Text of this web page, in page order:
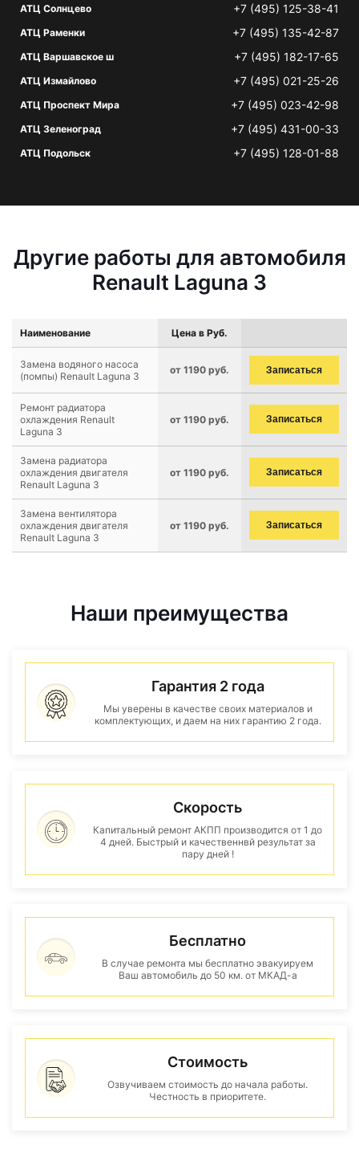
АТЦ Солнцево +7 (495) 125-38-41
АТЦ Раменки +7 (495) 135-42-87
АТЦ Варшавское ш +7 (495) 182-17-65
АТЦ Измайлово +7 (495) 021-25-26
АТЦ Проспект Мира +7 (495) 023-42-98
АТЦ Зеленоград +7 (495) 431-00-33
АТЦ Подольск +7 (495) 128-01-88
Другие работы для автомобиля
Renault Laguna 3
Наименование Цена в Руб.
Замена водяного насоса
(помпы) Renault Laguna 3
от 1190 руб. Записаться
Ремонт радиатора
охлаждения Renault
Laguna 3
от 1190 руб. Записаться
Замена радиатора
охлаждения двигателя
Renault Laguna 3
от 1190 руб. Записаться
Замена вентилятора
охлаждения двигателя
Renault Laguna 3
от 1190 руб. Записаться
Наши преимущества
Гарантия 2 года
Мы уверены в качестве своих материалов и
комплектующих, и даем на них гарантию 2 года.
Скорость
Капитальный ремонт АКПП производится от 1 до
4 дней. Быстрый и качественнвй результат за
пару дней !
Бесплатно
В случае ремонта мы бесплатно эвакуируем
Ваш автомобиль до 50 км. от МКАД-а
Стоимость
Озвучиваем стоимость до начала работы.
Честность в приоритете.